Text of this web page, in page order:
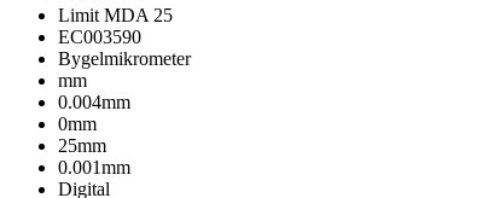
Limit MDA 25
EC003590
Bygelmikrometer
mm
0.004mm
0mm
25mm
0.001mm
Digital